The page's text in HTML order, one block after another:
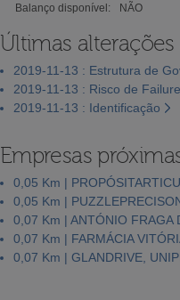
Balanço disponível:
NÃO
Últimas
2019-11-13 : Estrutura de
2019-11-13 : Risco de Failure
2019-11-13 : Identificação
Empresas
0,05 Km |
0,05 Km |
0,07 Km | ANTÓNIO FRAGA
0,07 Km | FARMÁCIA
0,07 Km | GLANDRIVE,